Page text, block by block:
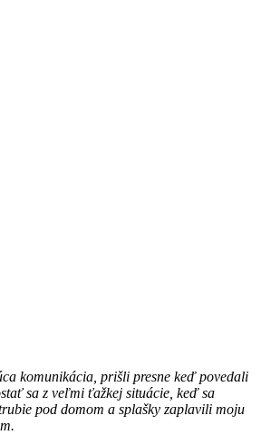
komunikácia, prišli presne keď povedali
sa z veľmi ťažkej situácie, keď sa
pod domom a splašky zaplavili moju